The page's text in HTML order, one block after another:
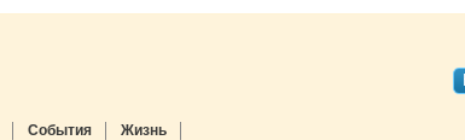
События Жизнь